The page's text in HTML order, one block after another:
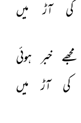
کی
آڑ میں
مجھے خبر
ہوئی
کی آڑ میں